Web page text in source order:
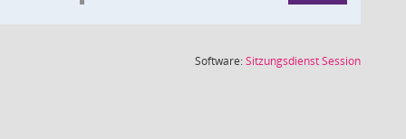
Software:SitzungsdienstSession(Wird in